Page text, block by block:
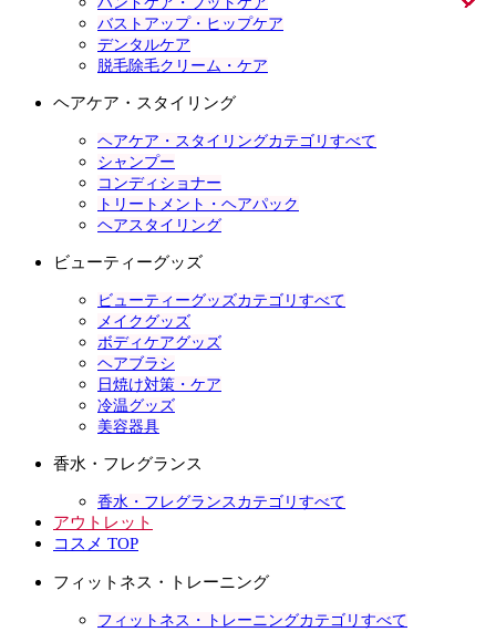
バストアップ・ヒップケア
デンタルケア
脱毛除毛クリーム・ケア
ヘアケア・スタイリング
ヘアケア・スタイリングカテゴリすべて
シャンプー
コンディショナー
トリートメント・ヘアパック
ヘアスタイリング
ビューティーグッズ
ビューティーグッズカテゴリすべて
メイクグッズ
ボディケアグッズ
ヘアブラシ
日焼け対策・ケア
冷温グッズ
美容器具
香水・フレグランス
香水・フレグランスカテゴリすべて
アウトレット
コスメ TOP
フィットネス・トレーニング
フィットネス・トレーニングカテゴリすべて